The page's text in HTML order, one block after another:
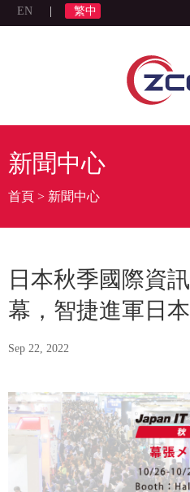
EN 繁中
新聞中心
首頁 > 新聞中心
日本秋季國際資
幕，智捷進軍日
Sep 22, 2022